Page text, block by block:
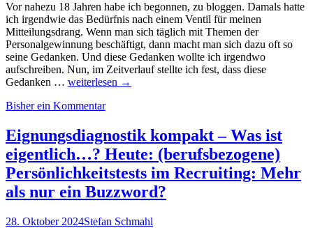
Vor nahezu 18 Jahren habe ich begonnen, zu bloggen. Damals hatte
ich irgendwie das Bedürfnis nach einem Ventil für meinen
Mitteilungsdrang. Wenn man sich täglich mit Themen der
Personalgewinnung beschäftigt, dann macht man sich dazu oft so
seine Gedanken. Und diese Gedanken wollte ich irgendwo
aufschreiben. Nun, im Zeitverlauf stellte ich fest, dass diese
Gedanken … Recrutainment
landet
Platz
1
im
HR
Top
Voices
–
weiterlesen →
Bisher ein Kommentar
Eignungsdiagnostik kompakt – Was ist
eigentlich…? Heute: (berufsbezogene)
Persönlichkeitstests im Recruiting: Mehr
als nur ein Buzzword?
28. Oktober 2024Stefan Schmahl